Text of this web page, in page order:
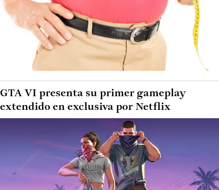
GTA VI presenta su primer gameplay
extendido en exclusiva por Netflix